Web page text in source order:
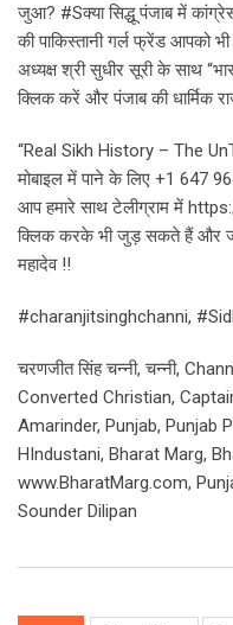
जुआ? #Sक्या सिद्धू पंजाब में
की पाकिस्तानी गर्ल फ्रेंड आपको भी
अध्यक्ष श्री सुधीर सूरी के साथ
क्लिक करें और पंजाब की धार्मिक
“Real Sikh History – The
मोबाइल में पाने के लिए +1 647
आप हमारे साथ टेलीग्राम में
क्लिक करके भी जुड़ सकते हैं और
महादेव !!
#charanjitsinghchanni,
चरणजीत सिंह चन्नी, चन्नी,
Converted Christian,
Amarinder, Punjab, Punjab
HIndustani, Bharat Marg,
www.BharatMarg.com,
Sounder Dilipan